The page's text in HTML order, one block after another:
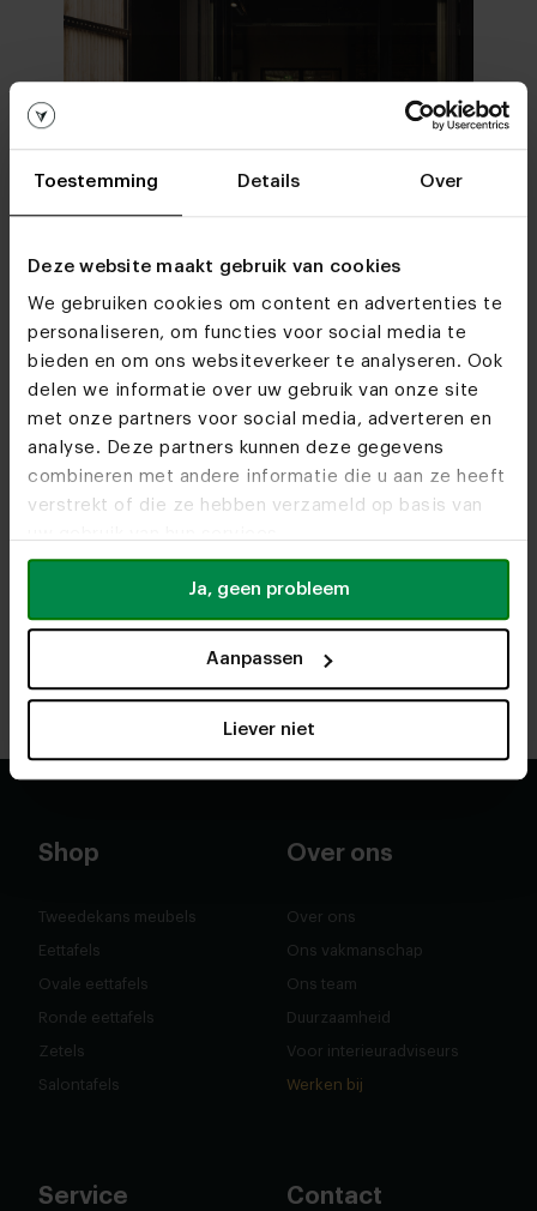
Toestemming Details Over
Deze website maakt gebruik van cookies
We gebruiken cookies om content en advertenties te
personaliseren, om functies voor social media te
bieden en om ons websiteverkeer te analyseren. Ook
delen we informatie over uw gebruik van onze site
met onze partners voor social media, adverteren en
analyse. Deze partners kunnen deze gegevens
combineren met andere informatie die u aan ze heeft
verstrekt of die ze hebben verzameld op basis van
Ja, geen probleem
Aanpassen
Liever niet
In onze woonwinkels kun je altijd terecht voor
interieuradvies, stof- en kleurstalen of om je favo
designs te bekijken. We helpen je graag bij het
Route
Utrecht
Route
Shop
Tweedekans meubels
Eettafels
Ovale eettafels
Ronde eettafels
Zetels
Salontafels
Over ons
Over ons
Ons vakmanschap
Ons team
Duurzaamheid
Voor interieuradviseurs
Werken bij
Service Contact